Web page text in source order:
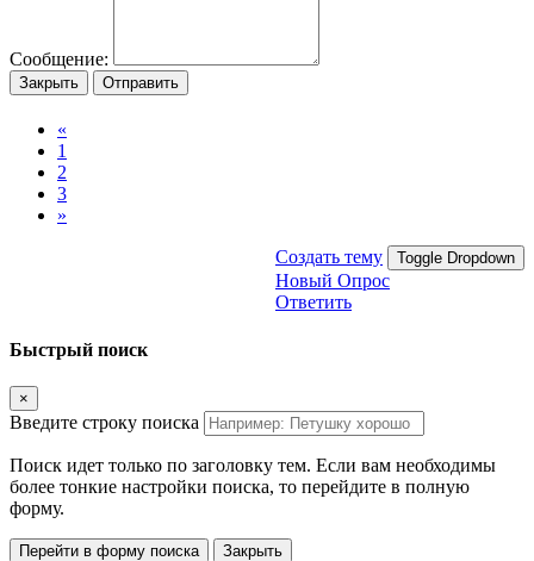
Сообщение:
Закрыть Отправить
«
1
2
3
»
Создать тему Toggle Dropdown
Новый Опрос
Ответить
Быстрый поиск
×
Введите строку поиска
Поиск идет только по заголовку тем. Если вам необходимы
более тонкие настройки поиска, то перейдите в полную
форму.
Перейти в форму поиска Закрыть